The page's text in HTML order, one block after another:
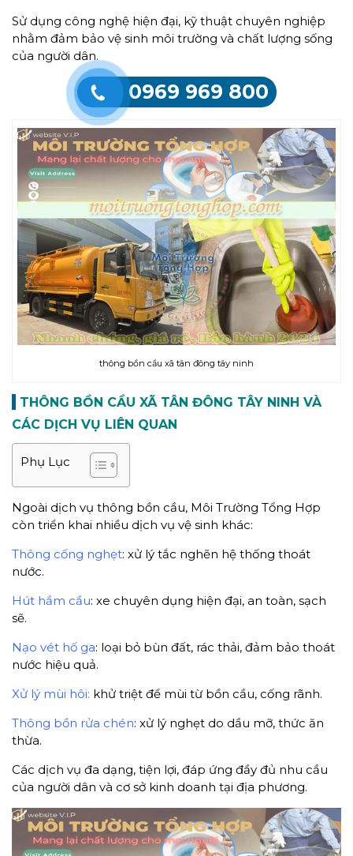
Sử dụng công nghệ hiện đại, kỹ thuật chuyên nghiệp
nhằm đảm bảo vệ sinh môi trường và chất lượng sống
của người dân.
0969 969 800
thông bồn cầu xã tân đông tây ninh
THÔNG BỒN CẦU XÃ TÂN ĐÔNG TÂY NINH VÀ
CÁC DỊCH VỤ LIÊN QUAN
Phụ Lục
Ngoài dịch vụ thông bồn cầu, Môi Trường Tổng Hợp
còn triển khai nhiều dịch vụ vệ sinh khác:
Thông cống nghẹt: xử lý tắc nghẽn hệ thống thoát
nước.
Hút hầm cầu: xe chuyên dụng hiện đại, an toàn, sạch
sẽ.
Nạo vét hố ga: loại bỏ bùn đất, rác thải, đảm bảo thoát
nước hiệu quả.
Xử lý mùi hôi: khử triệt để mùi từ bồn cầu, cống rãnh.
Thông bồn rửa chén: xử lý nghẹt do dầu mỡ, thức ăn
thừa.
Các dịch vụ đa dạng, tiện lợi, đáp ứng đầy đủ nhu cầu
của người dân và cơ sở kinh doanh tại địa phương.